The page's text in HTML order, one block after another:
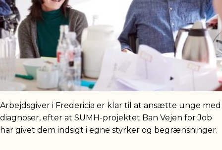
Arbejdsgiver i Fredericia er klar til at ansætte unge med
diagnoser, efter at SUMH-projektet Ban Vejen for Job
har givet dem indsigt i egne styrker og begrænsninger.